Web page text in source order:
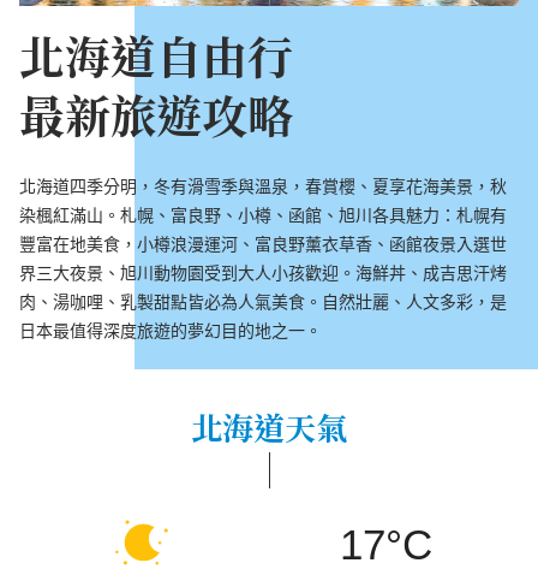
北海道自由行
最新旅遊攻略
北海道四季分明，冬有滑雪季與溫泉，春賞櫻、夏享花海美景，秋
染楓紅滿山。札幌、富良野、小樽、函館、旭川各具魅力：札幌有
豐富在地美食，小樽浪漫運河、富良野薰衣草香、函館夜景入選世
界三大夜景、旭川動物園受到大人小孩歡迎。海鮮丼、成吉思汗烤
肉、湯咖哩、乳製甜點皆必為人氣美食。自然壯麗、人文多彩，是
日本最值得深度旅遊的夢幻目的地之一。
北海道天氣
17°C